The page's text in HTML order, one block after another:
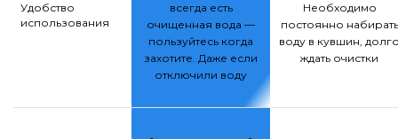
Удобство
использования
всегда есть
очищенная вода —
пользуйтесь когда
захотите. Даже если
отключили воду
Необходимо
постоянно набирать
воду в кувшин,
ждать очистки